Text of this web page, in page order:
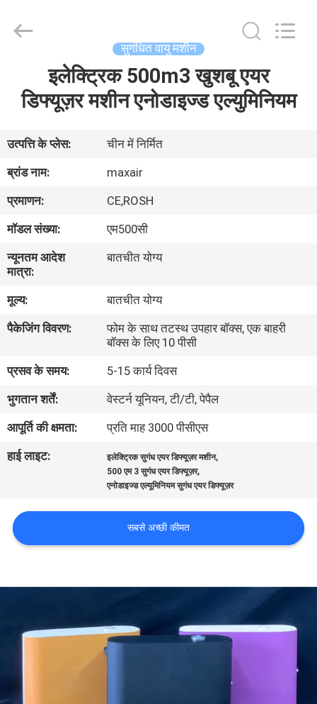
हमारे
बारे
कारखाना
गुणवत्ता
नियंत्रण
संपर्क
करें
का
अनुरोध
SHOPPING
ONLINE
साइटमैप
सुगंधित वायु मशीन
इलेक्ट्रिक 500m3 खुशबू एयर
डिफ्यूज़र मशीन एनोडाइज्ड एल्युमिनियम
उत्पत्ति के प्लेस:
चीन में निर्मित
ब्रांड नाम:
maxair
प्रमाणन:
CE,ROSH
मॉडल संख्या:
एम500सी
न्यूनतम आदेश
मात्रा:
बातचीत योग्य
मूल्य:
बातचीत योग्य
पैकेजिंग विवरण:
फोम के साथ तटस्थ उपहार बॉक्स, एक बाहरी
बॉक्स के लिए 10 पीसी
प्रसव के समय:
5-15 कार्य दिवस
भुगतान शर्तें:
वेस्टर्न यूनियन, टी/टी, पेपैल
आपूर्ति की क्षमता:
प्रति माह 3000 पीसीएस
हाई लाइट:
इलेक्ट्रिक सुगंध एयर डिफ्यूज़र मशीन,
500 एम 3 सुगंध एयर डिफ्यूज़र,
एनोडाइज्ड एल्यूमिनियम सुगंध एयर डिफ्यूज़र
सबसे अच्छी कीमत